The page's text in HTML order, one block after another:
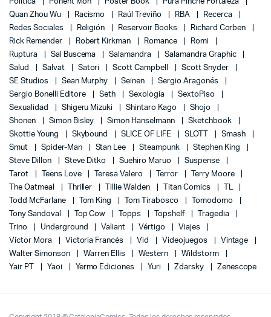
Quan Zhou Wu
Racismo Raúl Treviño RBA
Recerca
Redes Sociales
Religión Reservoir Books
Richard Corben
Rick Remender
Robert Kirkman Romance
Romi
Ruptura
Sal Buscema Salamandra
Salamandra Graphic
Salud
Salvat Satori Scott Campbell
Scott Snyder
SE Studios
Sean Murphy Seinen
Sergio Aragonés
Sergio Bonelli Editore
Seth Sexología
SextoPiso
Sexualidad
Shigeru Mizuki Shintaro Kago
Shojo
Shonen
Simon Bisley Simon Hanselmann
Sketchbook
Skottie Young
Skybound SLICE OF LIFE SLOTT
Smash
Smut
Spider-Man Stan Lee Steampunk
Stephen King
Steve Dillon
Steve Ditko Suehiro Maruo
Suspense
Tarot
Teens Love Teresa Valero Terror
Terry Moore
The Oatmeal
Thriller Tillie Walden Titan Comics
TL
Todd McFarlane
Tom King Tom Tirabosco
Tomodomo
Tony Sandoval
Top Cow Topps Topshelf
Tragedia
Trino
Underground Valiant Vértigo
Viajes
Víctor Mora
Victoria Francés Vid Videojuegos
Vintage
Walter Simonson
Warren Ellis Western
Wildstorm
Yair PT
Yaoi Yermo Ediciones Yuri Zdarsky Zenescope